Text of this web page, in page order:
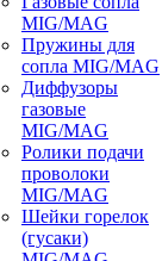
MIG/MAG
Пружины для
сопла MIG/MAG
Диффузоры
газовые
MIG/MAG
Ролики подачи
проволоки
MIG/MAG
Шейки горелок
(гусаки)